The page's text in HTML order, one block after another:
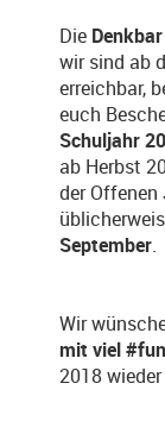
Die
wir sind ab
erreichbar,
euch
Schuljahr
ab Herbst
der
September.
Wir
mit viel
2018 wieder